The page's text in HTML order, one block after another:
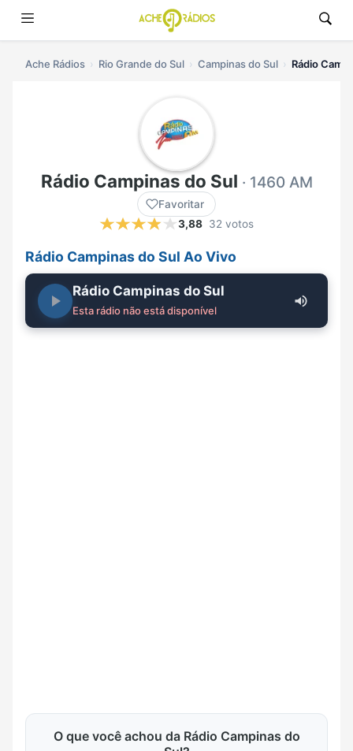
Ache Rádios Rio Grande do Sul Campinas do Sul Rádio
Rádio Campinas do Sul · 1460 AM
Favoritar
3,88 32 votos
Rádio Campinas do Sul Ao Vivo
Rádio Campinas do Sul
Esta rádio não está disponível
O que você achou da Rádio Campinas do